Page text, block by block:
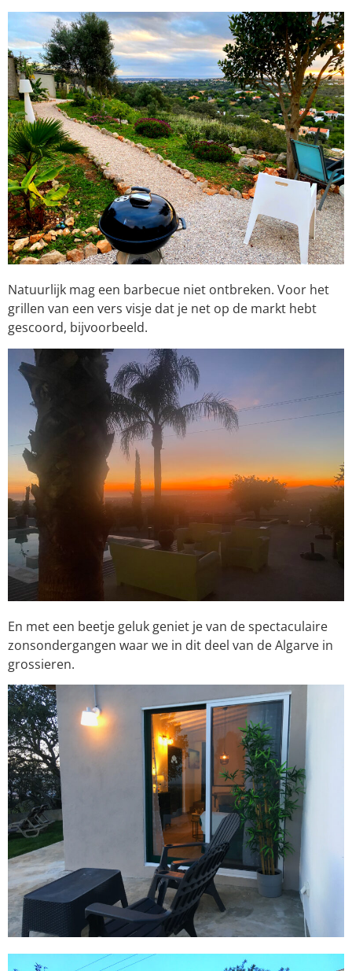
Natuurlijk mag een barbecue niet ontbreken. Voor het
grillen van een vers visje dat je net op de markt hebt
gescoord, bijvoorbeeld.
En met een beetje geluk geniet je van de spectaculaire
zonsondergangen waar we in dit deel van de Algarve in
grossieren.